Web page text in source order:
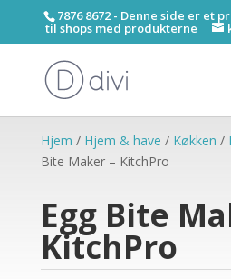
7876 8672 - Denne side er et
til shops med produkterne
Hjem / Hjem & have / Køkken /
Bite Maker – KitchPro
Egg Bite
KitchPro